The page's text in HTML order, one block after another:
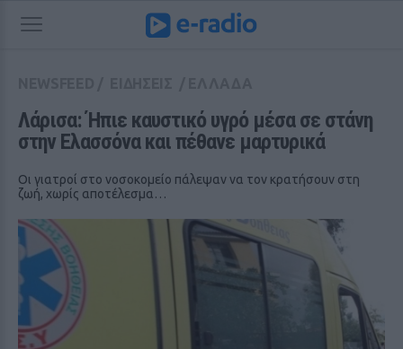
Λάρισα: Ήπιε καυστικό υγρό μέσα σε στάνη
στην Ελασσόνα και πέθανε μαρτυρικά
Οι γιατροί στο νοσοκομείο πάλεψαν να τον κρατήσουν στη
ζωή, χωρίς αποτέλεσμα…